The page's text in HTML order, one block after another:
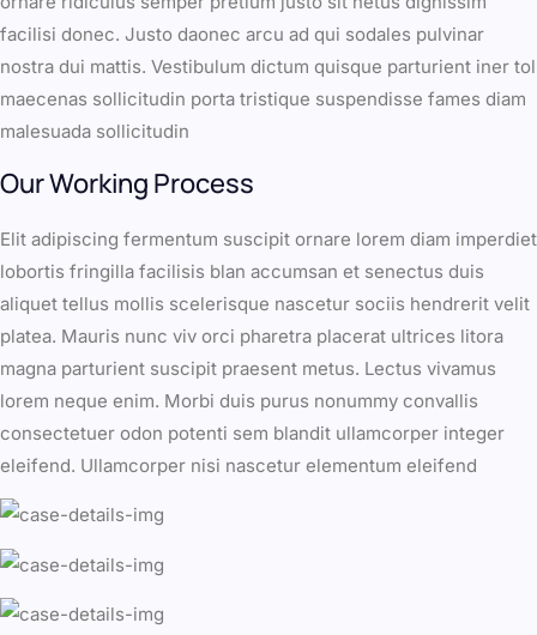
facilisi donec. Justo daonec arcu ad qui sodales pulvinar
nostra dui mattis. Vestibulum dictum quisque parturient iner tol
maecenas sollicitudin porta tristique suspendisse fames diam
malesuada sollicitudin
Our Working Process
Elit adipiscing fermentum suscipit ornare lorem diam imperdiet
lobortis fringilla facilisis blan accumsan et senectus duis
aliquet tellus mollis scelerisque nascetur sociis hendrerit velit
platea. Mauris nunc viv orci pharetra placerat ultrices litora
magna parturient suscipit praesent metus. Lectus vivamus
lorem neque enim. Morbi duis purus nonummy convallis
consectetuer odon potenti sem blandit ullamcorper integer
eleifend. Ullamcorper nisi nascetur elementum eleifend